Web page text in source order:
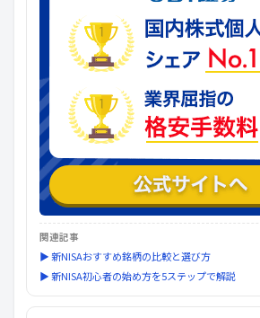
関連記事
▶ 新NISAおすすめ銘柄の比較と選び方
▶ 新NISA初心者の始め方を5ステップで解説